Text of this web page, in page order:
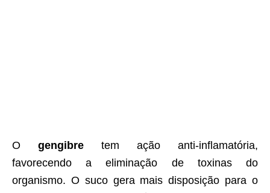
O gengibre tem ação anti-inflamatória,
favorecendo a eliminação de toxinas do
organismo. O suco gera mais disposição para o